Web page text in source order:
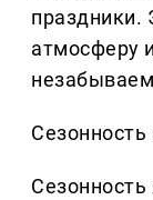
праздники.
атмосферу
Сезонность